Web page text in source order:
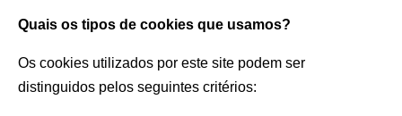
Quais os tipos de cookies que usamos?
Os cookies utilizados por este site podem ser
distinguidos pelos seguintes critérios: